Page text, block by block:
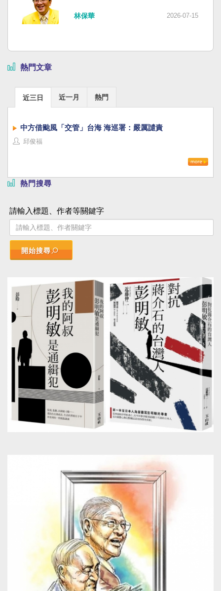
林保華 2026-07-15
熱門文章
近三日 近一月 熱門
中方借颱風「交管」台海 海巡署：嚴厲譴責
邱俊福
熱門搜尋
請輸入標題、作者等關鍵字
開始搜尋